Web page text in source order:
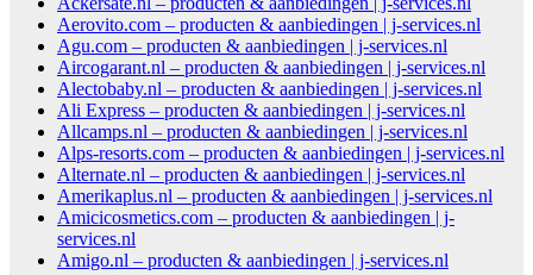
Aerovito.com – producten & aanbiedingen | j-services.nl
Agu.com – producten & aanbiedingen | j-services.nl
Aircogarant.nl – producten & aanbiedingen | j-services.nl
Alectobaby.nl – producten & aanbiedingen | j-services.nl
Ali Express – producten & aanbiedingen | j-services.nl
Allcamps.nl – producten & aanbiedingen | j-services.nl
Alps-resorts.com – producten & aanbiedingen | j-services.nl
Alternate.nl – producten & aanbiedingen | j-services.nl
Amerikaplus.nl – producten & aanbiedingen | j-services.nl
Amicicosmetics.com – producten & aanbiedingen | j-
services.nl
Amigo.nl – producten & aanbiedingen | j-services.nl